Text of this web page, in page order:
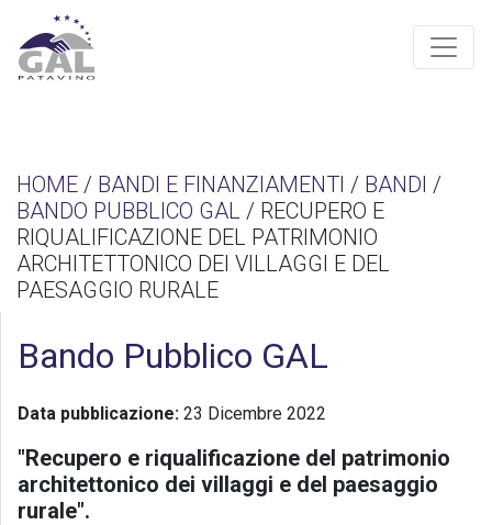
HOME / BANDI E FINANZIAMENTI / BANDI /
BANDO PUBBLICO GAL / RECUPERO E
RIQUALIFICAZIONE DEL PATRIMONIO
ARCHITETTONICO DEI VILLAGGI E DEL
PAESAGGIO RURALE
Bando Pubblico GAL
Data pubblicazione: 23 Dicembre 2022
"Recupero e riqualificazione del patrimonio
architettonico dei villaggi e del paesaggio
rurale".